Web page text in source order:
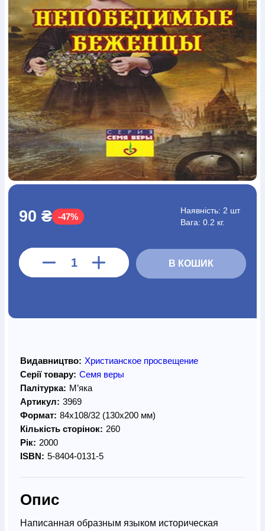
Богослов`яШлюб і сім`яЮдаїзм
Супутні товари
ПеріодикаАудіоРучки кульковіВідеоГалантерея
Закладки для книг ФутболкиБрелоки СумкиБіжутерія
БлокнотиЩоденники / щотижневики Вироби з дерева
Вироби з кераміки і глиниВироби з сріблаКартини
Навчальні мапиШкіряні вироби Магніти Металеві
виробиМіні-лампи Наклейки Настільні ігриПакети
подарунковіПлакати Пластмасові виробиХустки
Подарункові карткиРозвиваючі ігриРепринтиСвічки
ЗошитиФотокартиниЧохли на БибліїГоловні убори
КалендаріКанцелярскі товари
Комп`ютерні ігри
ЛистівкиСувенирна продукціяГодинникиПазли
Книга в комплекті
(097) 880-6379
90 ₴ -47%
Наявність: 2 шт
Вага: 0.2 кг.
В КОШИК
Видавництво: Христианское просвещение
Серії товару: Семя веры
Палітурка: М’яка
Артикул: 3969
Формат: 84х108/32 (130х200 мм)
Кількість сторінок: 260
Рік: 2000
ISBN: 5-8404-0131-5
Опис
Написанная образным языком историческая